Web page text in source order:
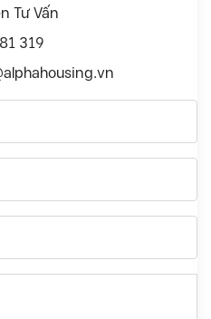
Tư Vấn
319